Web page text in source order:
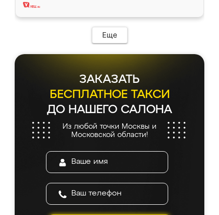
Еще
ЗАКАЗАТЬ
БЕСПЛАТНОЕ ТАКСИ
ДО НАШЕГО САЛОНА
Из любой точки Москвы и
Московской области!